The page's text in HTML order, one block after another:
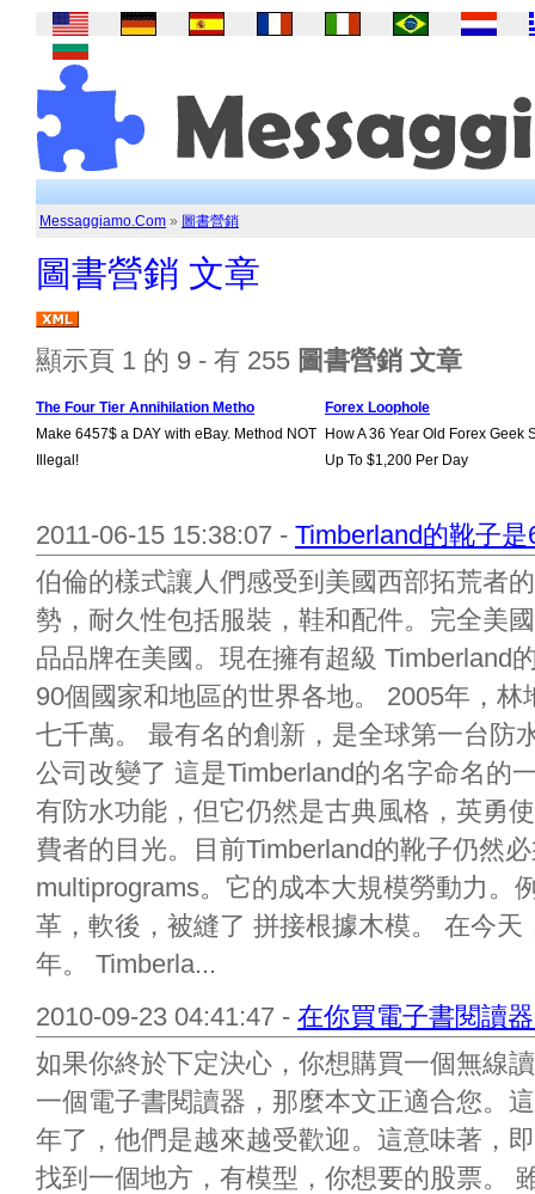
Messaggiamo.Com » 圖書營銷
圖書營銷 文章
顯示頁 1 的 9 - 有 255 圖書營銷 文章
The Four Tier Annihilation Metho
Make 6457$ a DAY with eBay. Method NOT
Illegal!
Forex Loophole
How A 36 Year Old Forex Geek
Up To $1,200 Per Day
2011-06-15 15:38:07 - Timberland的靴子
伯倫的樣式讓人們感受到美國西部拓荒者
勢，耐久性包括服裝，鞋和配件。完全美
品品牌在美國。現在擁有超級 Timberland
90個國家和地區的世界各地。 2005年，
七千萬。 最有名的創新，是全球第一台防
公司改變了 這是Timberland的名字命名的
有防水功能，但它仍然是古典風格，英勇
費者的目光。目前Timberland的靴子仍然
multiprograms。它的成本大規模勞動力。
革，軟後，被縫了 拼接根據木模。 在今
年。 Timberla...
2010-09-23 04:41:47 - 在你買電子書閱讀
如果你終於下定決心，你想購買一個無線
一個電子書閱讀器，那麼本文正適合您。
年了，他們是越來越受歡迎。這意味著，
找到一個地方，有模型，你想要的股票。